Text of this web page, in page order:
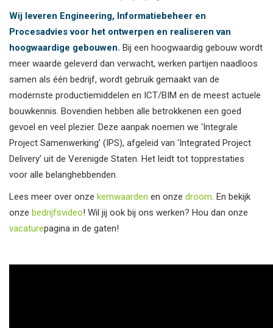
Wij leveren Engineering, Informatiebeheer en
Procesadvies voor het ontwerpen en realiseren van
hoogwaardige gebouwen. Bij een hoogwaardig gebouw wordt
meer waarde geleverd dan verwacht, werken partijen naadloos
samen als één bedrijf, wordt gebruik gemaakt van de
modernste productiemiddelen en ICT/BIM en de meest actuele
bouwkennis. Bovendien hebben alle betrokkenen een goed
gevoel en veel plezier. Deze aanpak noemen we ‘Integrale
Project Samenwerking’ (IPS), afgeleid van ‘Integrated Project
Delivery’ uit de Verenigde Staten. Het leidt tot topprestaties
voor alle belanghebbenden.
Lees meer over onze kernwaarden en onze droom. En bekijk
onze bedrijfsvideo! Wil jij ook bij ons werken? Hou dan onze
vacaturepagina in de gaten!